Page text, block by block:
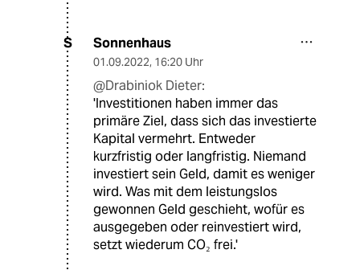
S Sonnenhaus
01.09.2022, 16:20 Uhr
@Drabiniok Dieter:
'Investitionen haben immer das
primäre Ziel, dass sich das investierte
Kapital vermehrt. Entweder
kurzfristig oder langfristig. Niemand
investiert sein Geld, damit es weniger
wird. Was mit dem leistungslos
gewonnen Geld geschieht, wofür es
ausgegeben oder reinvestiert wird,
setzt wiederum CO₂ frei.'